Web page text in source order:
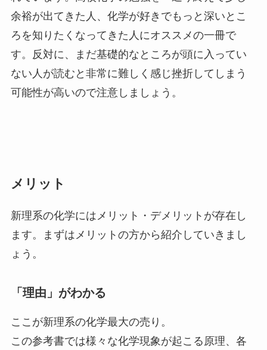
余裕が出てきた人、化学が好きでもっと深いとこ
ろを知りたくなってきた人にオススメの一冊で
す。反対に、まだ基礎的なところが頭に入ってい
ない人が読むと非常に難しく感じ挫折してしまう
可能性が高いので注意しましょう。
メリット
新理系の化学にはメリット・デメリットが存在し
ます。まずはメリットの方から紹介していきまし
ょう。
「理由」がわかる
ここが新理系の化学最大の売り。
この参考書では様々な化学現象が起こる原理、各